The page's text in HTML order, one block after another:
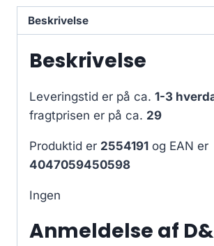
Beskrivelse
Beskrivelse
Leveringstid er på ca. 1-3
fragtprisen er på ca. 29
Produktid er 2554191 og EAN er
4047059450598
Ingen
Anmeldelse af